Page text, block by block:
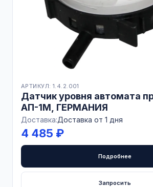
АРТИКУЛ: 1.4.2.001
Датчик уровня автомата
АП-1М, ГЕРМАНИЯ
Доставка:Доставка от 1 дня
4 485 ₽
Подробнее
Запросить